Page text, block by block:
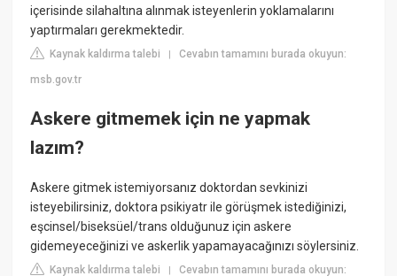
içerisinde silahaltına alınmak isteyenlerin yoklamalarını
yaptırmaları gerekmektedir.
Kaynak kaldırma talebi |Cevabın tamamını burada okuyun:
msb.gov.tr
Askere gitmemek için ne yapmak
lazım?
Askere gitmek istemiyorsanız doktordan sevkinizi
isteyebilirsiniz, doktora psikiyatr ile görüşmek istediğinizi,
eşcinsel/biseksüel/trans olduğunuz için askere
gidemeyeceğinizi ve askerlik yapamayacağınızı söylersiniz.
Kaynak kaldırma talebi |Cevabın tamamını burada okuyun: